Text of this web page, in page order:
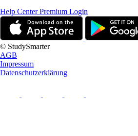
Help CenterPremium Login
© StudySmarter
AGB
Impressum
Datenschutzerklärung